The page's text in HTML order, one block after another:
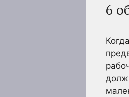
6